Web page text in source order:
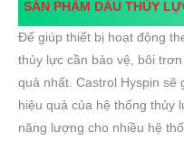
SẢN PHẨM DẦU THỦY
Để giúp thiết bị hoạt động
thủy lực cần bảo vệ, bôi
quả nhất. Castrol Hyspin sẽ
hiệu quả của hệ thống thủy
năng lượng cho nhiều hệ